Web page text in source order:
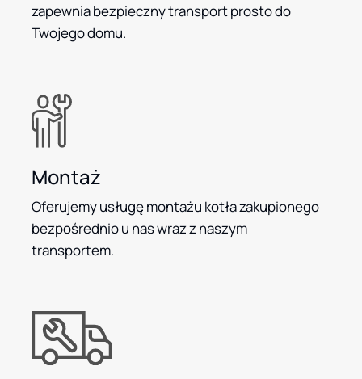
zapewnia bezpieczny transport prosto do
Twojego domu.
Montaż
Oferujemy usługę montażu kotła zakupionego
bezpośrednio u nas wraz z naszym
transportem.